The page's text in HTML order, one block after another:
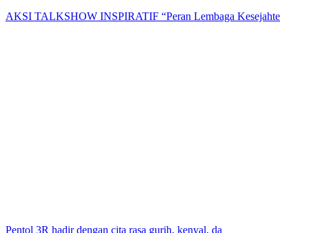
AKSI TALKSHOW INSPIRATIF “Peran Lembaga Kesejahte
Pentol 3R hadir dengan cita rasa gurih, kenyal, da